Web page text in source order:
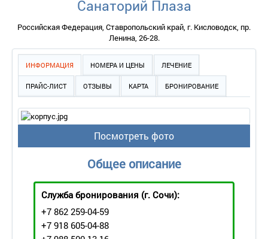
Санаторий Плаза
Российская Федерация, Ставропольский край, г. Кисловодск, пр.
Ленина, 26-28.
ИНФОРМАЦИЯ НОМЕРА И ЦЕНЫ ЛЕЧЕНИЕ
ПРАЙС-ЛИСТ ОТЗЫВЫ КАРТА БРОНИРОВАНИЕ
Посмотреть фото
Общее описание
Служба бронирования (г. Сочи):
+7 862 259-04-59
+7 918 605-04-88